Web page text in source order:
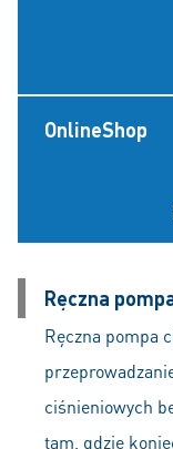
OnlineShop
Ręczna
Ręczna pompa
ciśnieniowych
tam, gdzie